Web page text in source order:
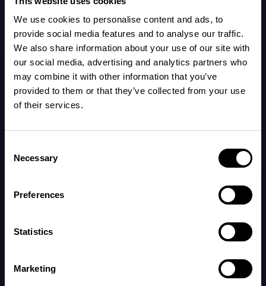
We use cookies to personalise content and ads, to
provide social media features and to analyse our traffic.
We also share information about your use of our site with
our social media, advertising and analytics partners who
may combine it with other information that you’ve
provided to them or that they’ve collected from your use
of their services.
Selection
Necessary
Preferences
Statistics
Marketing
Dein Körper:
Dein Bauch wächst weiter und es kann sein,
dass du dich eingeengt fühlst, weil die
Gebärmutter mehr Platz einnimmt. Außerdem
kann es sein, dass du mehr Kurzatmigkeit und
Die Bewegungen des Fötus werden deutlicher
regelmäßig Tritte und Dehnungen. Viele Frauen
Schwangerschaftssymptome wieder stärker
bemerkbar machen, wie z. B. zunehmende
Müdigkeit und ein Gefühl der Schwere.